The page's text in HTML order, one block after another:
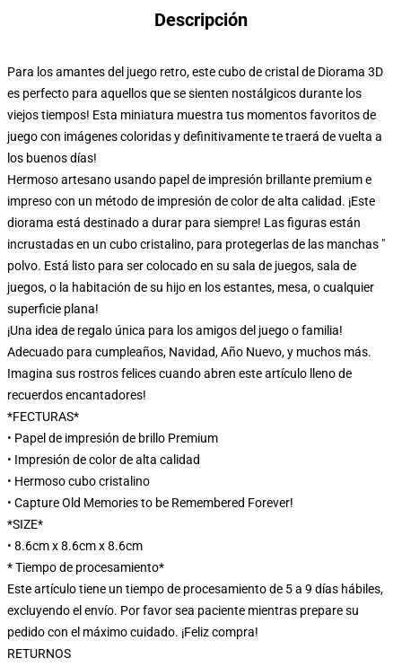
Descripción
Para los amantes del juego retro, este cubo de cristal de Diorama 3D
es perfecto para aquellos que se sienten nostálgicos durante los
viejos tiempos! Esta miniatura muestra tus momentos favoritos de
juego con imágenes coloridas y definitivamente te traerá de vuelta a
los buenos días!
Hermoso artesano usando papel de impresión brillante premium e
impreso con un método de impresión de color de alta calidad. ¡Este
diorama está destinado a durar para siempre! Las figuras están
incrustadas en un cubo cristalino, para protegerlas de las manchas "
polvo. Está listo para ser colocado en su sala de juegos, sala de
juegos, o la habitación de su hijo en los estantes, mesa, o cualquier
superficie plana!
¡Una idea de regalo única para los amigos del juego o familia!
Adecuado para cumpleaños, Navidad, Año Nuevo, y muchos más.
Imagina sus rostros felices cuando abren este artículo lleno de
recuerdos encantadores!
*FECTURAS*
• Papel de impresión de brillo Premium
• Impresión de color de alta calidad
• Hermoso cubo cristalino
• Capture Old Memories to be Remembered Forever!
*SIZE*
• 8.6cm x 8.6cm x 8.6cm
* Tiempo de procesamiento*
Este artículo tiene un tiempo de procesamiento de 5 a 9 días hábiles,
excluyendo el envío. Por favor sea paciente mientras prepare su
pedido con el máximo cuidado. ¡Feliz compra!
RETURNOS